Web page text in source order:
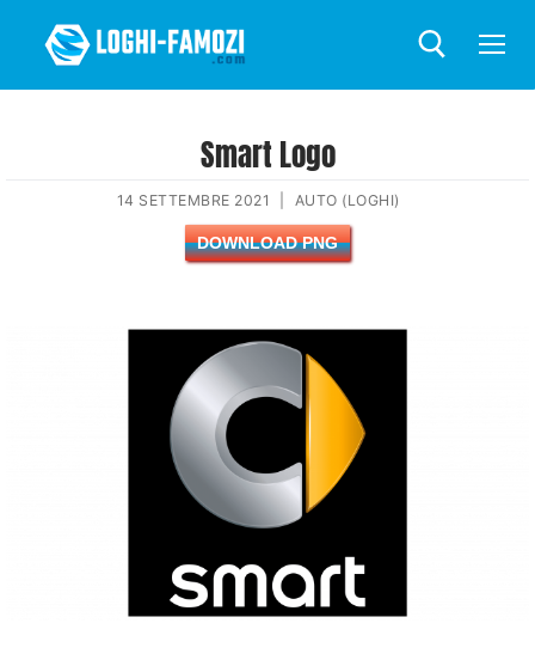
Smart Logo
14 SETTEMBRE 2021 AUTO (LOGHI)
DOWNLOAD PNG